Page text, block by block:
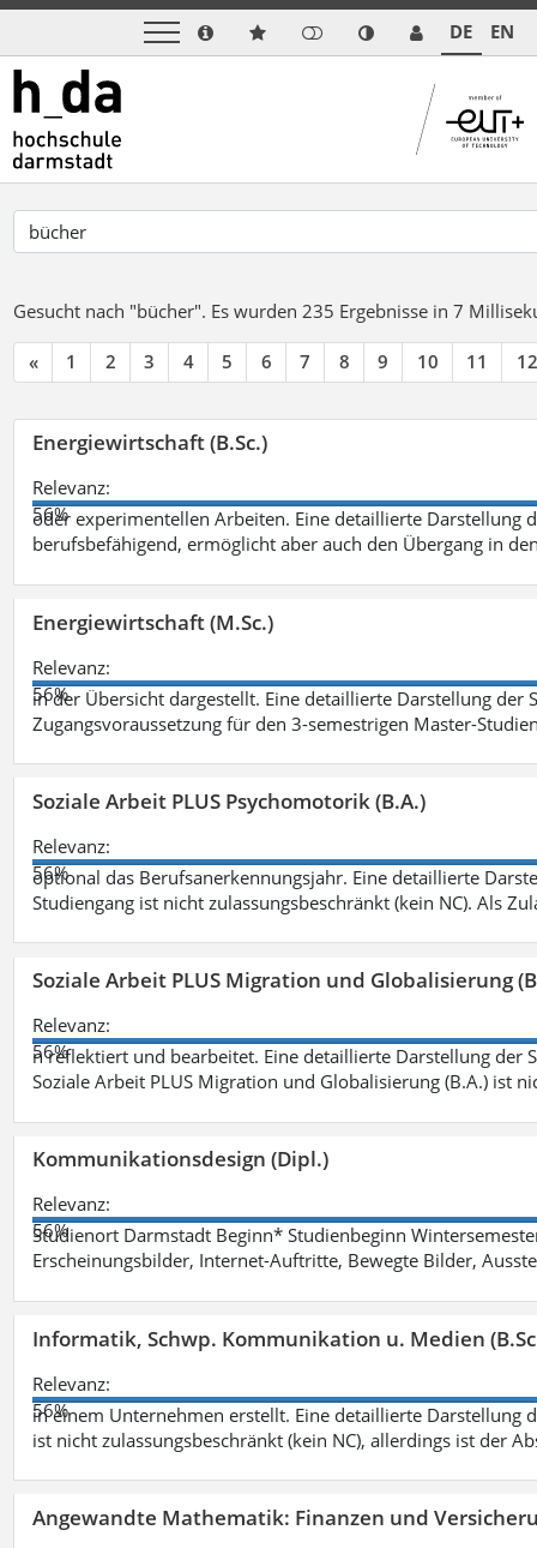
DE EN
Gesucht nach "bücher". Es wurden 235 Ergebnisse in 7
« 1 2 3 4 5 6 7 8 9 10 11 12
Energiewirtschaft (B.Sc.)
Relevanz:
56%
oder experimentellen Arbeiten. Eine detaillierte Darstellung
berufsbefähigend, ermöglicht aber auch den Übergang in
Energiewirtschaft (M.Sc.)
Relevanz:
56%
in der Übersicht dargestellt. Eine detaillierte Darstellung der
Zugangsvoraussetzung für den 3-semestrigen Master-
Soziale Arbeit PLUS Psychomotorik (B.A.)
Relevanz:
56%
optional das Berufsanerkennungsjahr. Eine detaillierte
Studiengang ist nicht zulassungsbeschränkt (kein NC). Als
Soziale Arbeit PLUS Migration und Globalisierung
Relevanz:
56%
n reflektiert und bearbeitet. Eine detaillierte Darstellung der
Soziale Arbeit PLUS Migration und Globalisierung (B.A.) ist
Kommunikationsdesign (Dipl.)
Relevanz:
56%
Studienort Darmstadt Beginn* Studienbeginn
Erscheinungsbilder, Internet-Auftritte, Bewegte Bilder,
Informatik, Schwp. Kommunikation u. Medien
Relevanz:
56%
in einem Unternehmen erstellt. Eine detaillierte Darstellung
ist nicht zulassungsbeschränkt (kein NC), allerdings ist der
Angewandte Mathematik: Finanzen und